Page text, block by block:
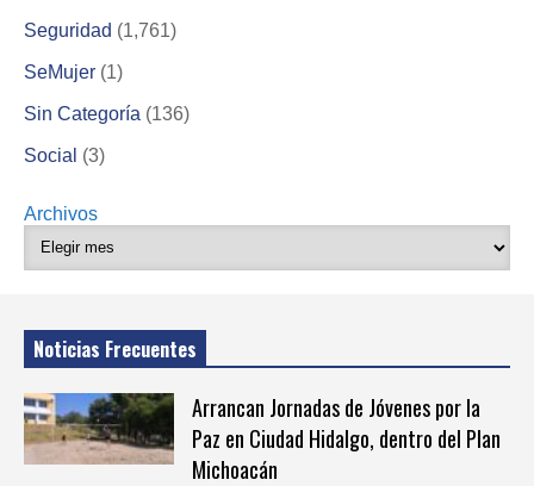
Seguridad (1,761)
SeMujer (1)
Sin Categoría (136)
Social (3)
Archivos
Noticias Frecuentes
Arrancan Jornadas de Jóvenes por la
Paz en Ciudad Hidalgo, dentro del Plan
Michoacán